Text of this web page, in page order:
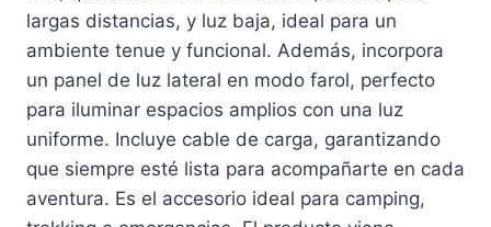
largas distancias, y luz baja, ideal para un
ambiente tenue y funcional. Además, incorpora
un panel de luz lateral en modo farol, perfecto
para iluminar espacios amplios con una luz
uniforme. Incluye cable de carga, garantizando
que siempre esté lista para acompañarte en cada
aventura. Es el accesorio ideal para camping,